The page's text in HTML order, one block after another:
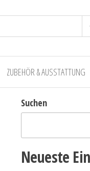
ZUBEHÖR & AUSSTATTUNG
Suchen
Neueste